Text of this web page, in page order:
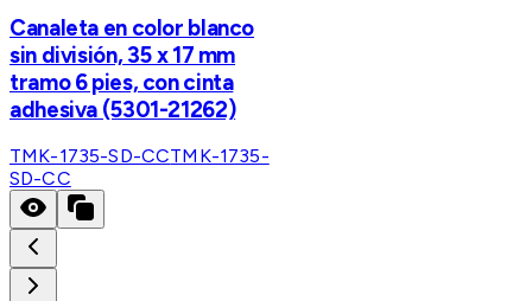
Canaleta en color blanco
sin división, 35 x 17 mm
tramo 6 pies, con cinta
adhesiva (5301-21262)
TMK-1735-SD-CCTMK-1735-
SD-CC